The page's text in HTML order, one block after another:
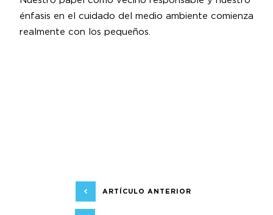
énfasis en el cuidado del medio ambiente comienza
realmente con los pequeños.
ARTÍCULO ANTERIOR